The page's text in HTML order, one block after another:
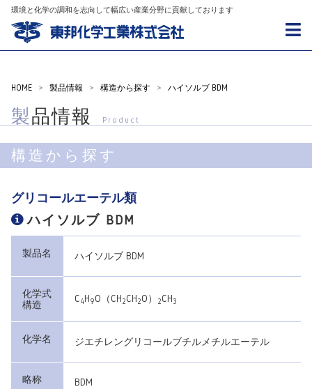
環境と化学の調和を志向して幅広い産業分野に貢献しております
HOME > 製品情報 > 構造から探す > ハイソルブ BDM
製品情報 Product
構造から探す
グリコールエーテル類
ハイソルブ BDM
製品名 ハイソルブ BDM
化学式
構造
C4H9O（CH2CH2O） 2CH3
化学名 ジエチレングリコールブチルメチルエーテル
略称 BDM